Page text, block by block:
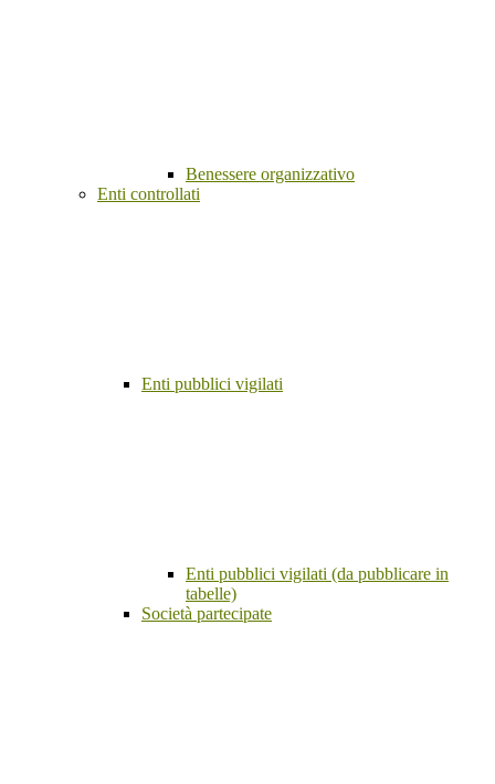
Benessere organizzativo
Enti controllati
Enti pubblici vigilati
Enti pubblici vigilati (da pubblicare in
tabelle)
Società partecipate